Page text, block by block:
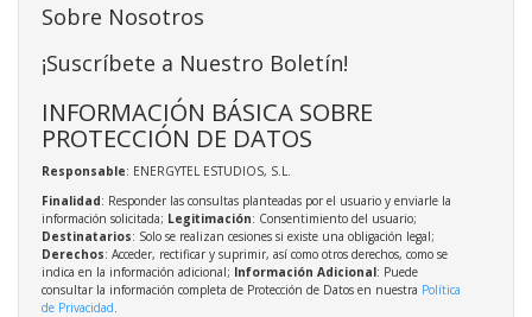
Sobre Nosotros
¡Suscríbete a Nuestro Boletín!
INFORMACIÓN BÁSICA SOBRE
PROTECCIÓN DE DATOS
Responsable: ENERGYTEL ESTUDIOS, S.L.
Finalidad: Responder las consultas planteadas por el usuario y enviarle la
información solicitada; Legitimación: Consentimiento del usuario;
Destinatarios: Solo se realizan cesiones si existe una obligación legal;
Derechos: Acceder, rectificar y suprimir, así como otros derechos, como se
indica en la información adicional; Información Adicional: Puede
consultar la información completa de Protección de Datos en nuestra Política
de Privacidad